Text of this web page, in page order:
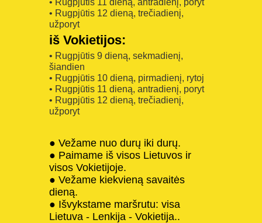
• Rugpjūtis 12 dieną, trečiadienį,
užporyt
iš Vokietijos:
• Rugpjūtis 9 dieną, sekmadienį,
šiandien
• Rugpjūtis 10 dieną, pirmadienį, rytoj
• Rugpjūtis 11 dieną, antradienį, poryt
• Rugpjūtis 12 dieną, trečiadienį,
užporyt
● Vežame nuo durų iki durų.
● Paimame iš visos Lietuvos ir
visos Vokietijoje.
● Vežame kiekvieną savaitės
dieną.
● Išvykstame maršrutu: visa
Lietuva - Lenkija - Vokietija..